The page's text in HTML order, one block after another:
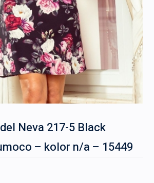
Neva 217-5 Black
– kolor n/a – 15449